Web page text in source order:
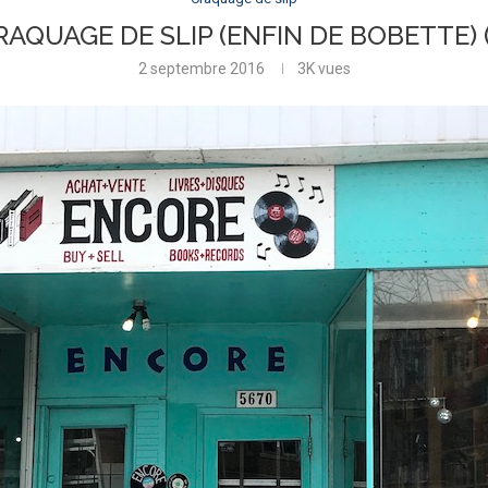
DE SLIP (ENFIN DE BOBETTE)
2 septembre 2016 3Kvues